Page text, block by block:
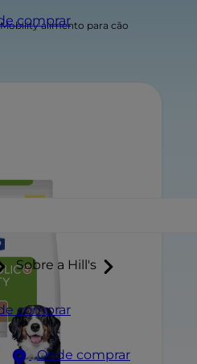
comprar
Sobre a Hill's
comprar
Onde comprar
alimento para cão